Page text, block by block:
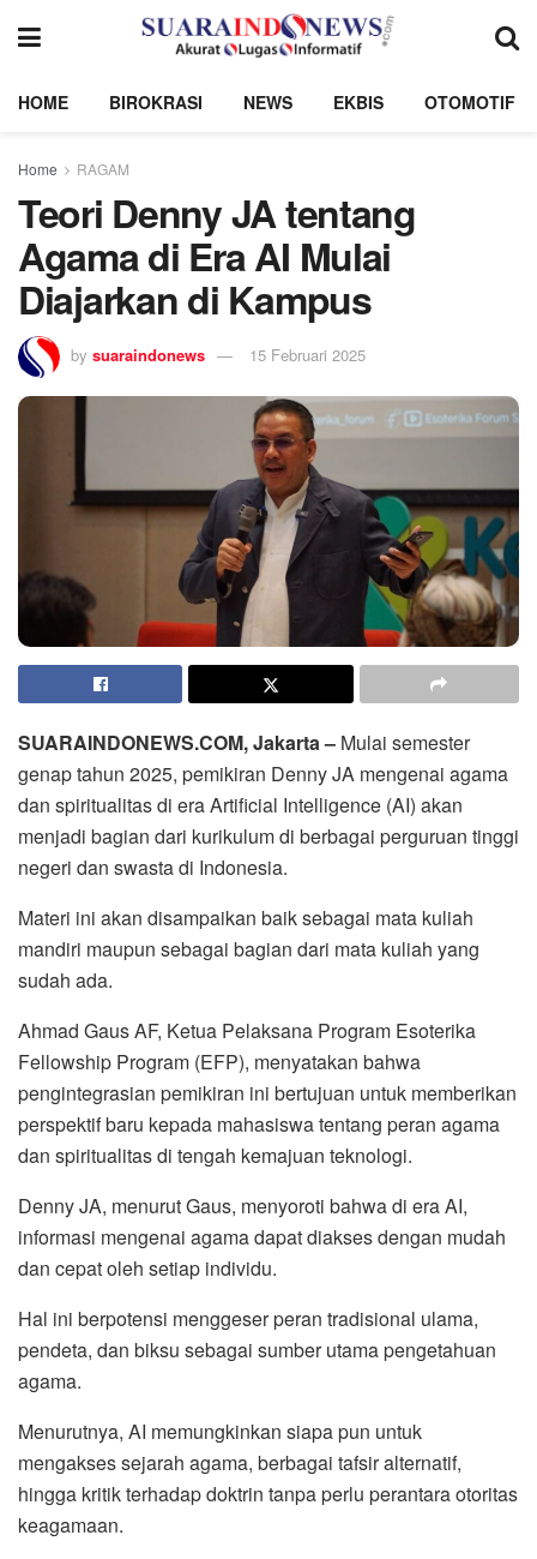
HOME BIROKRASI NEWS EKBIS OTOMOTIF
Home RAGAM
Teori Denny JA tentang
Agama di Era AI Mulai
Diajarkan di Kampus
by suaraindonews 15 Februari 2025
SUARAINDONEWS.COM, Jakarta – Mulai semester
genap tahun 2025, pemikiran Denny JA mengenai agama
dan spiritualitas di era Artificial Intelligence (AI) akan
menjadi bagian dari kurikulum di berbagai perguruan tinggi
negeri dan swasta di Indonesia.
Materi ini akan disampaikan baik sebagai mata kuliah
mandiri maupun sebagai bagian dari mata kuliah yang
sudah ada.
Ahmad Gaus AF, Ketua Pelaksana Program Esoterika
Fellowship Program (EFP), menyatakan bahwa
pengintegrasian pemikiran ini bertujuan untuk memberikan
perspektif baru kepada mahasiswa tentang peran agama
dan spiritualitas di tengah kemajuan teknologi.
Denny JA, menurut Gaus, menyoroti bahwa di era AI,
informasi mengenai agama dapat diakses dengan mudah
dan cepat oleh setiap individu.
Hal ini berpotensi menggeser peran tradisional ulama,
pendeta, dan biksu sebagai sumber utama pengetahuan
agama.
Menurutnya, AI memungkinkan siapa pun untuk
mengakses sejarah agama, berbagai tafsir alternatif,
hingga kritik terhadap doktrin tanpa perlu perantara otoritas
keagamaan.